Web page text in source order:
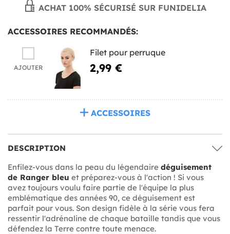
ACHAT 100% SÉCURISÉ SUR FUNIDELIA
ACCESSOIRES RECOMMANDÉS:
AJOUTER
Filet pour perruque
2,99 €
ACCESSOIRES
DESCRIPTION
Enfilez-vous dans la peau du légendaire déguisement
de Ranger bleu et préparez-vous à l'action ! Si vous
avez toujours voulu faire partie de l'équipe la plus
emblématique des années 90, ce déguisement est
parfait pour vous. Son design fidèle à la série vous fera
ressentir l'adrénaline de chaque bataille tandis que vous
défendez la Terre contre toute menace.